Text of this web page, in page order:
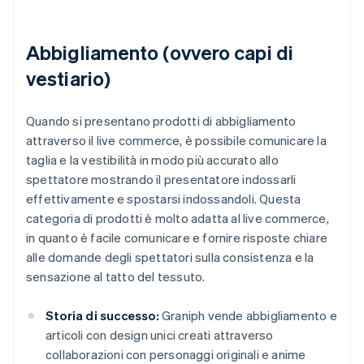
Abbigliamento (ovvero capi di
vestiario)
Quando si presentano prodotti di abbigliamento
attraverso il live commerce, è possibile comunicare la
taglia e la vestibilità in modo più accurato allo
spettatore mostrando il presentatore indossarli
effettivamente e spostarsi indossandoli. Questa
categoria di prodotti è molto adatta al live commerce,
in quanto è facile comunicare e fornire risposte chiare
alle domande degli spettatori sulla consistenza e la
sensazione al tatto del tessuto.
Storia di successo: Graniph vende abbigliamento e
articoli con design unici creati attraverso
collaborazioni con personaggi originali e anime